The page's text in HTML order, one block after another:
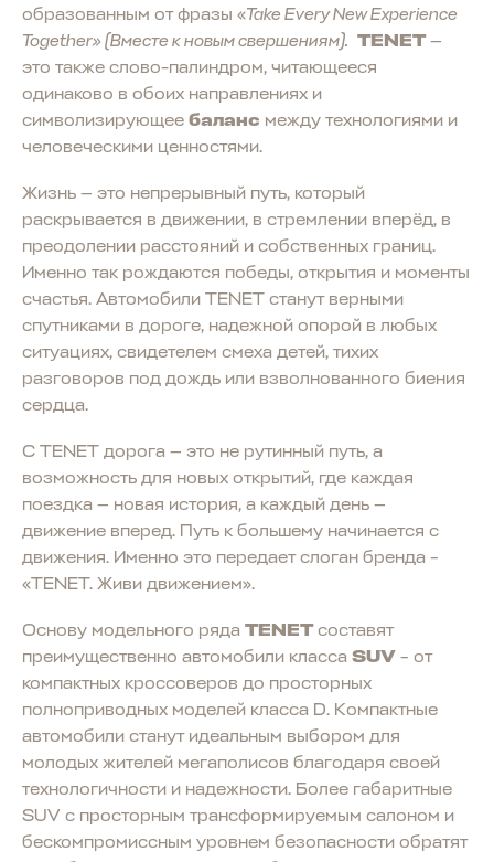
образованным от фразы «Take Every New Experience
Together» (Вместе к новым свершениям). TENET—
это также слово-палиндром, читающееся
одинаково в обоих направлениях и
символизирующее баланс между технологиями и
человеческими ценностями.
Жизнь — это непрерывный путь, который
раскрывается в движении, в стремлении вперёд, в
преодолении расстояний и собственных границ.
Именно так рождаются победы, открытия и моменты
счастья. Автомобили TENET станут верными
спутниками в дороге, надежной опорой в любых
ситуациях, свидетелем смеха детей, тихих
разговоров под дождь или взволнованного биения
сердца.
С TENET дорога — это не рутинный путь, а
возможность для новых открытий, где каждая
поездка — новая история, а каждый день —
движение вперед. Путь к большему начинается с
движения. Именно это передает слоган бренда –
«TENET. Живи движением».
Основу модельного ряда TENETсоставят
преимущественно автомобили класса SUV – от
компактных кроссоверов до просторных
полноприводных моделей класса D. Компактные
автомобили станут идеальным выбором для
молодых жителей мегаполисов благодаря своей
технологичности и надежности. Более габаритные
SUV с просторным трансформируемым салоном и
бескомпромиссным уровнем безопасности обратят